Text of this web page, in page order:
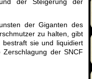
der Giganten des
zu halten, gibt
sie und liquidiert
der SNCF